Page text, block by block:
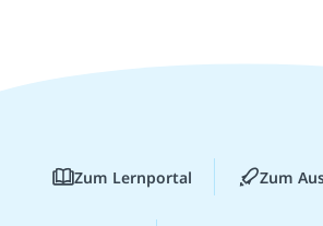
Zum Lernportal Zum